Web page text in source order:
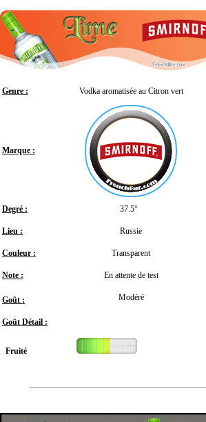
Genre : Vodka aromatisée au Citron vert
Marque :
Degré : 37.5°
Lieu : Russie
Couleur : Transparent
Note : En attente de test
Goût : Modéré
Goût Détail :
Fruité